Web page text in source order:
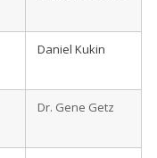
Daniel Kukin
Dr. Gene Getz